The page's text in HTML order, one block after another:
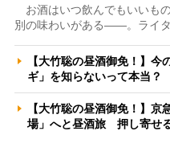
お酒はいつ飲んでもいいも
別の味わいがある――。ライ
【大竹聡の昼酒御免！】
ギ」を知らないって本当
【大竹聡の昼酒御免！】
場」へと昼酒旅 押し寄せ